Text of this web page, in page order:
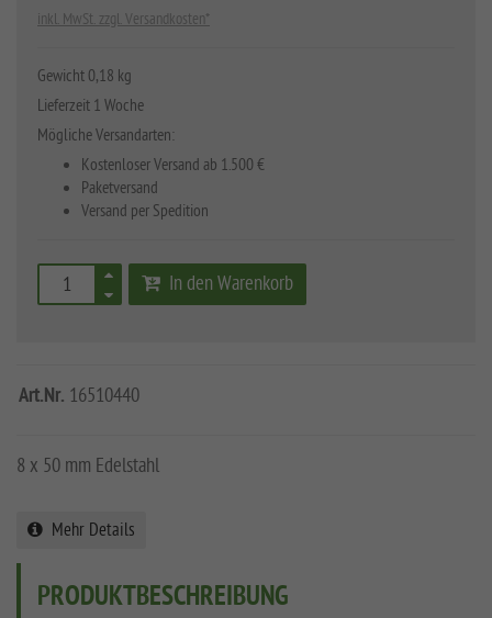
inkl. MwSt. zzgl. Versandkosten*
Gewicht 0,18 kg
Lieferzeit 1 Woche
Mögliche Versandarten:
Kostenloser Versand ab 1.500 €
Paketversand
Versand per Spedition
In den Warenkorb
Art.Nr. 16510440
8 x 50 mm Edelstahl
Mehr Details
PRODUKTBESCHREIBUNG